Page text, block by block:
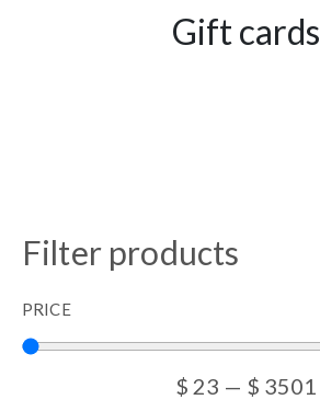
Gift cards
Filter products
PRICE
$ 23 — $ 3501